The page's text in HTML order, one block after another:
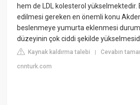
hem de LDL kolesterol yükselmektedir.
edilmesi gereken en önemli konu
beslenmeye yumurta eklenmesi
düzeyinin çok ciddi şekilde
Kaynak kaldırma talebi |Cevabın
cnnturk.com